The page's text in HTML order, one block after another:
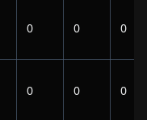
0 0 0
0 0 0